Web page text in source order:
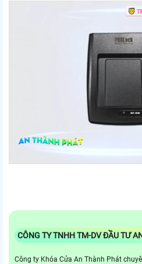
CÔNG TY TNHH TM-DV ĐẦU TƯ
Công ty Khóa Cửa An Thành Phát